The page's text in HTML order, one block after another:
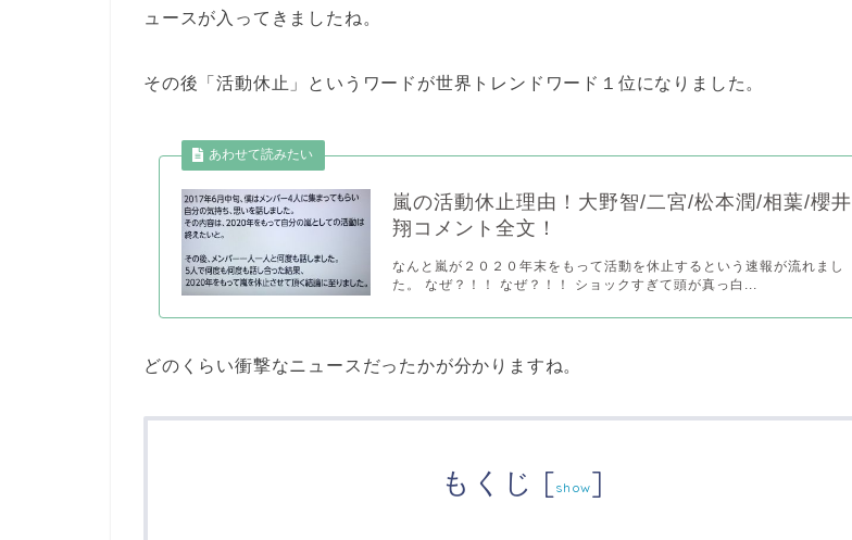
ュースが入ってきましたね。
その後「活動休止」というワードが世界トレンドワード１位になりました。
嵐の活動休止理由！大野智/二宮/松本潤/相葉/櫻井
翔コメント全文！
なんと嵐が２０２０年末をもって活動を休止するという速報が流れまし
た。 なぜ？！！ なぜ？！！ ショックすぎて頭が真っ白...
どのくらい衝撃なニュースだったかが分かりますね。
もくじ [show]